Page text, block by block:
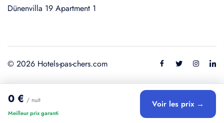
0 € / nuit
Meilleur prix garanti
Voir les prix →
Dünenvilla 19 Apartment 1
© 2026 Hotels-pas-chers.com